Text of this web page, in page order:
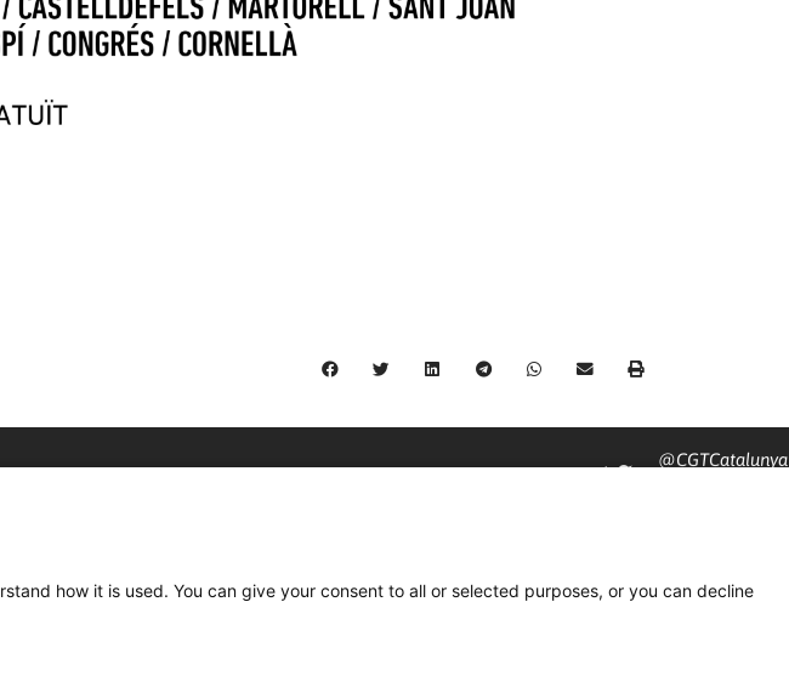
@CGTCatalunya
cgtcatalunya
how it is used. You can give your consent to all or selected purposes, or you can decline